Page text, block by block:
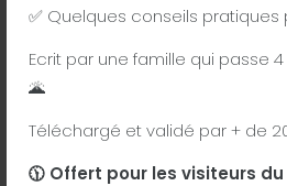
✅ Quelques conseils pratiques
Ecrit par une famille qui passe
🌋
Téléchargé et validé par + de
🕦 Offert pour les visiteurs
Popcorn beach